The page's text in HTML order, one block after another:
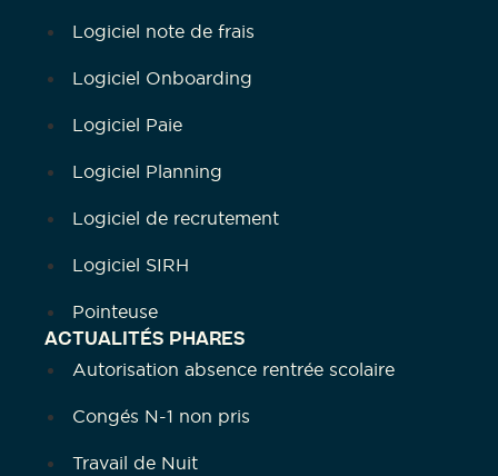
Logiciel note de frais
Logiciel Onboarding
Logiciel Paie
Logiciel Planning
Logiciel de recrutement
Logiciel SIRH
Pointeuse
ACTUALITÉS PHARES
Autorisation absence rentrée scolaire
Congés N-1 non pris
Travail de Nuit